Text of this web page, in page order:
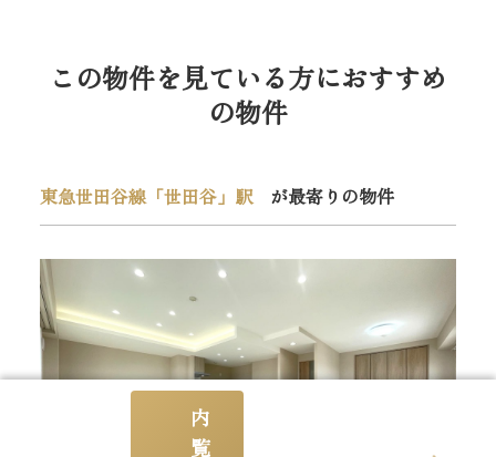
この物件を見ている方におすすめ
の物件
東急世田谷線「世田谷」駅 が最寄りの物件
内
覧